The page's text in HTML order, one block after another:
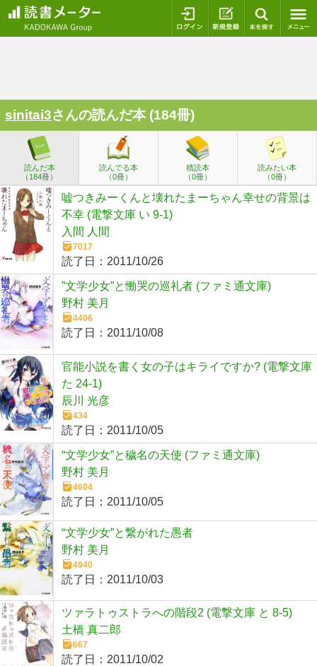
ログイン 新規登録
sinitai3さんの読んだ本 (184冊)
読んだ本
（184冊）
読んでる本
（0冊）
積読本
（0冊）
読みたい本
（0冊）
嘘つきみーくんと壊れたまーちゃん幸せの背景は
不幸 (電撃文庫 い 9-1)
入間 人間
7017
読了日： 2011/10/26
”文学少女”と慟哭の巡礼者 (ファミ通文庫)
野村 美月
4406
読了日： 2011/10/08
官能小説を書く女の子はキライですか? (電撃文庫
た 24-1)
辰川 光彦
434
読了日： 2011/10/05
“文学少女”と穢名の天使 (ファミ通文庫)
野村 美月
4604
読了日： 2011/10/05
“文学少女”と繋がれた愚者
野村 美月
4940
読了日： 2011/10/03
ツァラトゥストラへの階段2 (電撃文庫 と 8-5)
土橋 真二郎
667
読了日： 2011/10/02